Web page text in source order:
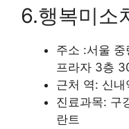
6.행복미소
주소 :서울
프라자 3층
근처 역: 신내
진료과목: 구
란트